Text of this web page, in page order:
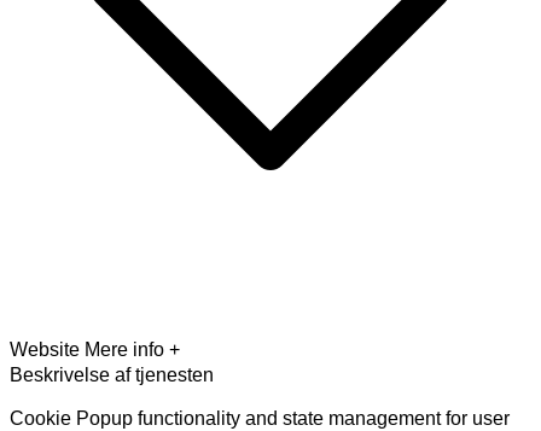
Website Mere info +
Beskrivelse af tjenesten
Cookie Popup functionality and state management for user